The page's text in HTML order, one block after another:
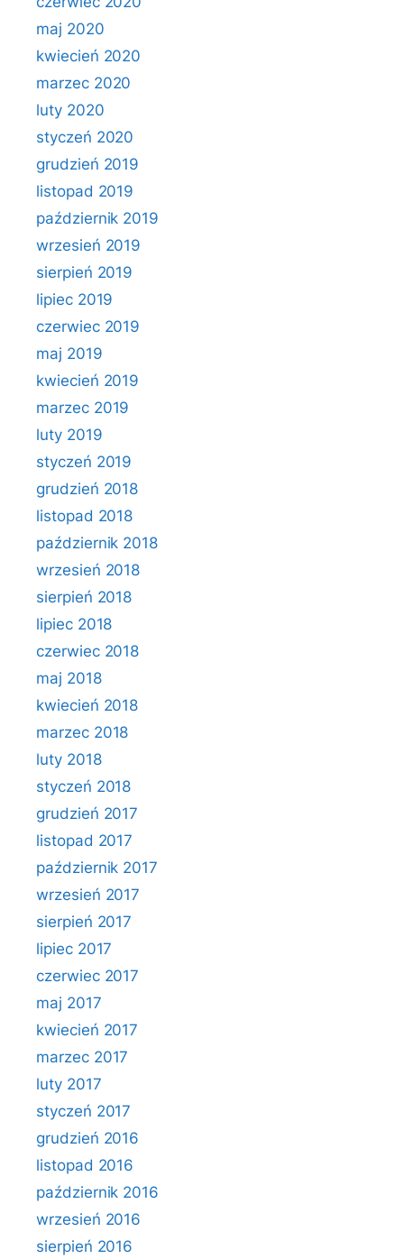
maj 2020
kwiecień 2020
marzec 2020
luty 2020
styczeń 2020
grudzień 2019
listopad 2019
październik 2019
wrzesień 2019
sierpień 2019
lipiec 2019
czerwiec 2019
maj 2019
kwiecień 2019
marzec 2019
luty 2019
styczeń 2019
grudzień 2018
listopad 2018
październik 2018
wrzesień 2018
sierpień 2018
lipiec 2018
czerwiec 2018
maj 2018
kwiecień 2018
marzec 2018
luty 2018
styczeń 2018
grudzień 2017
listopad 2017
październik 2017
wrzesień 2017
sierpień 2017
lipiec 2017
czerwiec 2017
maj 2017
kwiecień 2017
marzec 2017
luty 2017
styczeń 2017
grudzień 2016
listopad 2016
październik 2016
wrzesień 2016
sierpień 2016